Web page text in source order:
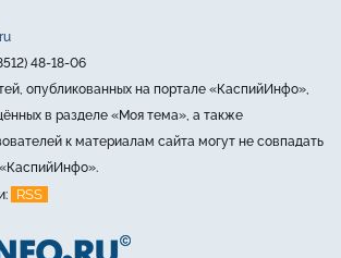
48-18-06
опубликованных на портале «КаспийИнфо»,
в разделе «Моя тема», а также
к материалам сайта могут не совпадать
RSS